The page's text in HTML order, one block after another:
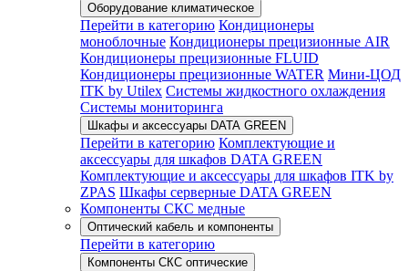
Оборудование климатическое
Перейти в категорию Кондиционеры
моноблочные Кондиционеры прецизионные AIR
Кондиционеры прецизионные FLUID
Кондиционеры прецизионные WATER Мини-ЦОД
ITK by Utilex Системы жидкостного охлаждения
Системы мониторинга
Шкафы и аксессуары DATA GREEN
Перейти в категорию Комплектующие и
аксессуары для шкафов DATA GREEN
Комплектующие и аксессуары для шкафов ITK by
ZPAS Шкафы серверные DATA GREEN
Компоненты СКС медные
Оптический кабель и компоненты
Перейти в категорию
Компоненты СКС оптические